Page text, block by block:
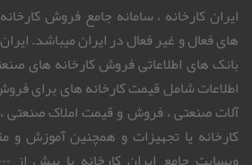
ایران کارخانه ، سامانه جامع فروش
های فعال و غیر فعال در ایران میباشد.
بانک های اطلاعاتی فروش کارخانه های
اطلاعات شامل قیمت کارخانه های برای
آلات صنعتی ، فروش و قیمت املاک صنعتی
کارخانه یا تجهیزات و همچنین آموزش و